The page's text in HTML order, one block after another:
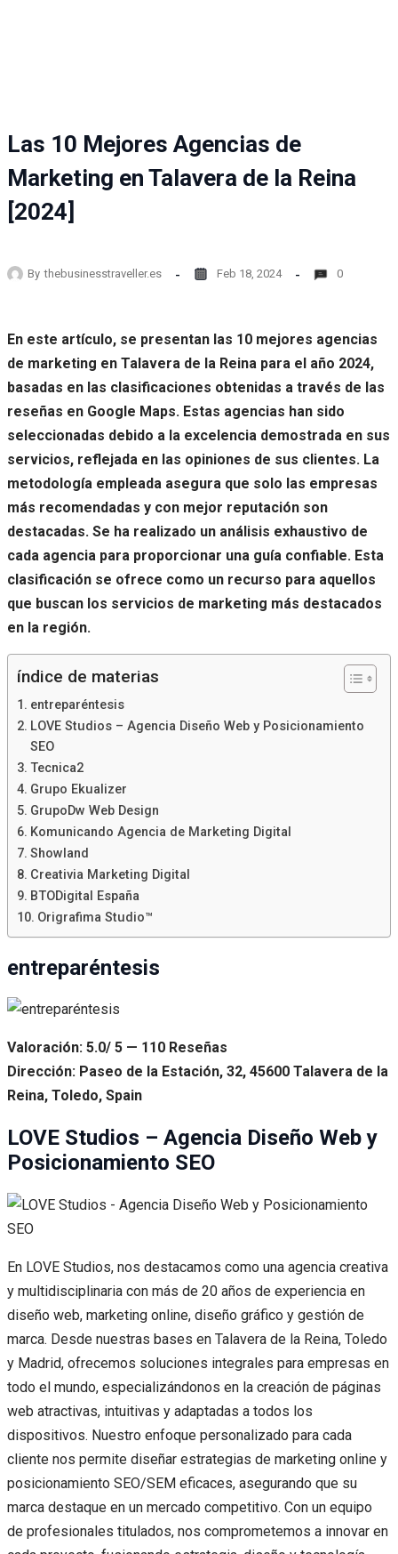
Las 10 Mejores Agencias de
Marketing en Talavera de la Reina
[2024]
By thebusinesstraveller.es Feb 18, 2024 0
En este artículo, se presentan las 10 mejores agencias
de marketing en Talavera de la Reina para el año 2024,
basadas en las clasificaciones obtenidas a través de las
reseñas en Google Maps. Estas agencias han sido
seleccionadas debido a la excelencia demostrada en sus
servicios, reflejada en las opiniones de sus clientes. La
metodología empleada asegura que solo las empresas
más recomendadas y con mejor reputación son
destacadas. Se ha realizado un análisis exhaustivo de
cada agencia para proporcionar una guía confiable. Esta
clasificación se ofrece como un recurso para aquellos
que buscan los servicios de marketing más destacados
en la región.
índice de materias
entreparéntesis
LOVE Studios – Agencia Diseño Web y Posicionamiento
SEO
Tecnica2
Grupo Ekualizer
GrupoDw Web Design
Komunicando Agencia de Marketing Digital
Showland
Creativia Marketing Digital
BTODigital España
Origrafima Studio™
entreparéntesis
Valoración: 5.0/ 5 — 110 Reseñas
Dirección: Paseo de la Estación, 32, 45600 Talavera de la
Reina, Toledo, Spain
LOVE Studios – Agencia Diseño Web y
Posicionamiento SEO
En LOVE Studios, nos destacamos como una agencia creativa
y multidisciplinaria con más de 20 años de experiencia en
diseño web, marketing online, diseño gráfico y gestión de
marca. Desde nuestras bases en Talavera de la Reina, Toledo
y Madrid, ofrecemos soluciones integrales para empresas en
todo el mundo, especializándonos en la creación de páginas
web atractivas, intuitivas y adaptadas a todos los
dispositivos. Nuestro enfoque personalizado para cada
cliente nos permite diseñar estrategias de marketing online y
posicionamiento SEO/SEM eficaces, asegurando que su
marca destaque en un mercado competitivo. Con un equipo
de profesionales titulados, nos comprometemos a innovar en